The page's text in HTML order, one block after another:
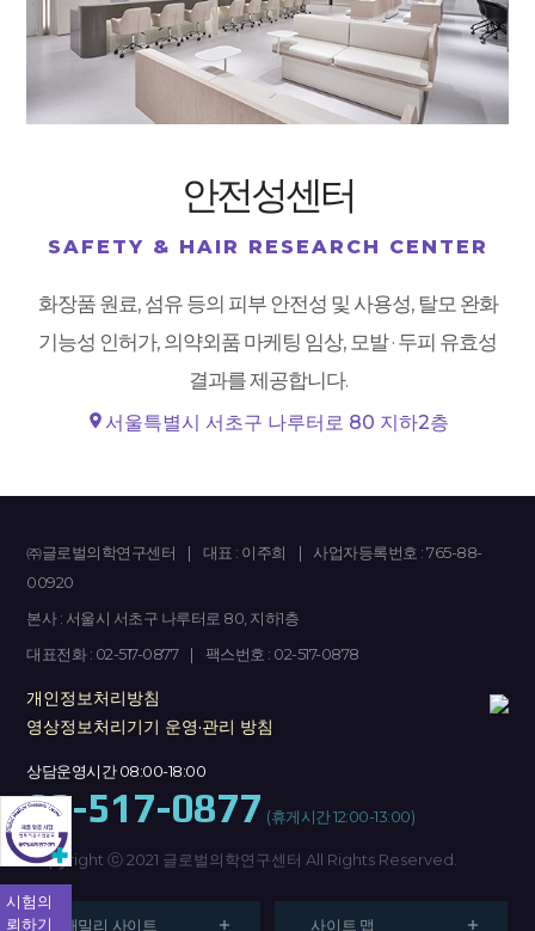
안전성센터
SAFETY & HAIR RESEARCH CENTER
화장품 원료, 섬유 등의 피부 안전성 및 사용성, 탈모 완화
기능성 인허가, 의약외품 마케팅 임상, 모발 · 두피 유효성
결과를 제공합니다.
서울특별시 서초구 나루터로 80 지하2층
㈜글로벌의학연구센터 | 대표 : 이주희 |
사업자등록번호 : 765-88-
00920
본사 : 서울시 서초구 나루터로 80, 지하1층
대표전화 : 02-517-0877
| 팩스번호 : 02-517-0878
개인정보처리방침
영상정보처리기기 운영·관리 방침
상담운영시간 08:00-18:00
02-517-0877 (휴게시간 12:00-13:00)
Copyright ⓒ 2021 글로벌의학연구센터 All Rights Reserved.
패밀리 사이트 사이트 맵
시험의
뢰하기